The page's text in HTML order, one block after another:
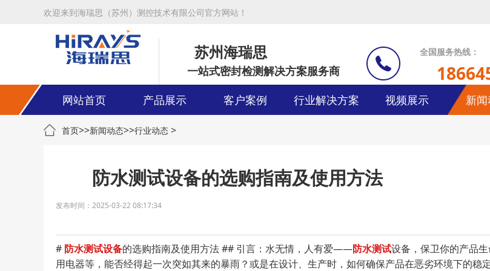
欢迎来到海瑞思（苏州）测控技术有限公司官方网站！
苏州海瑞思
一站式密封检测解决方案服务商
全国服务热线：
网站首页 产品展示 客户案例 行业解决方案 视频展示 新
首页>>新闻动态>>行业动态 >
防水测试设备的选购指南及使用方法
发布时间：2025-03-22 08:17:34
# 防水测试设备的选购指南及使用方法 ## 引言：水无情，人有爱——防水测试设备，保卫你的产品
用电器等，能否经得起一次突如其来的暴雨？或是在设计、生产时，如何确保产品在恶劣环境下的稳